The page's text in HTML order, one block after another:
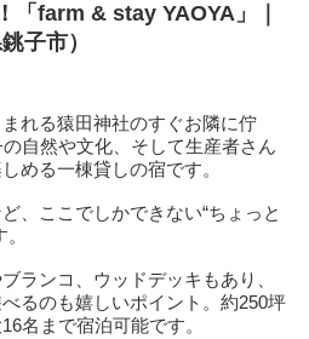
「farm & stay YAOYA」｜
子市）
れる猿田神社のすぐお隣に佇
自然や文化、そして生産者さん
める一棟貸しの宿です。
、ここでしかできない“ちょっと
ランコ、ウッドデッキもあり、
るのも嬉しいポイント。約250坪
名まで宿泊可能です。